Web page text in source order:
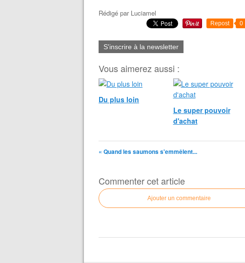
Rédigé par Luciamel
Repost 0
S'inscrire à la newsletter
Vous aimerez aussi :
Du plus loin
Le super pouvoir
d'achat
« Quand les saumons s'emmêlent...
Commenter cet article
Ajouter un commentaire